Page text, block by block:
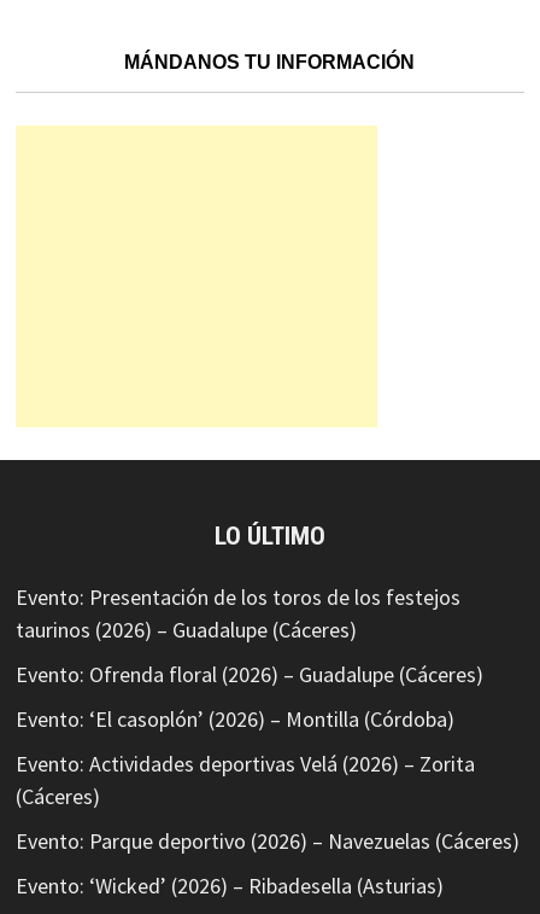
MÁNDANOS TU INFORMACIÓN
LO ÚLTIMO
Evento: Presentación de los toros de los festejos
taurinos (2026) – Guadalupe (Cáceres)
Evento: Ofrenda floral (2026) – Guadalupe (Cáceres)
Evento: ‘El casoplón’ (2026) – Montilla (Córdoba)
Evento: Actividades deportivas Velá (2026) – Zorita
(Cáceres)
Evento: Parque deportivo (2026) – Navezuelas (Cáceres)
Evento: ‘Wicked’ (2026) – Ribadesella (Asturias)